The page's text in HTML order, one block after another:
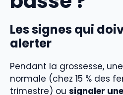
Les signes qui
alerter
Pendant la grossesse,
normale (chez 15 % des
trimestre) ou signaler